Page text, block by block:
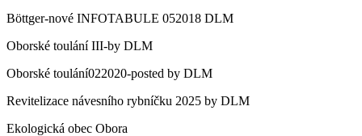
Böttger-nové INFOTABULE 052018 DLM
Oborské toulání III-by DLM
Oborské toulání022020-posted by DLM
Revitelizace návesního rybníčku 2025 by DLM
Ekologická obec Obora